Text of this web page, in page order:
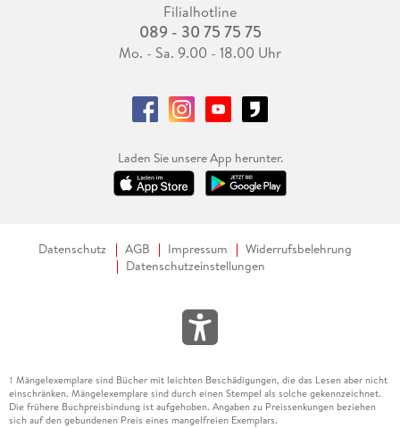
Filialhotline
089 - 30 75 75 75
Mo. - Sa. 9.00 - 18.00 Uhr
Laden Sie unsere App herunter.
Datenschutz AGB Impressum
Widerrufsbelehrung
Datenschutzeinstellungen
1 Mängelexemplare sind Bücher mit leichten Beschädigungen, die das Lesen aber nicht
einschränken. Mängelexemplare sind durch einen Stempel als solche gekennzeichnet.
Die frühere Buchpreisbindung ist aufgehoben. Angaben zu Preissenkungen beziehen
sich auf den gebundenen Preis eines mangelfreien Exemplars.